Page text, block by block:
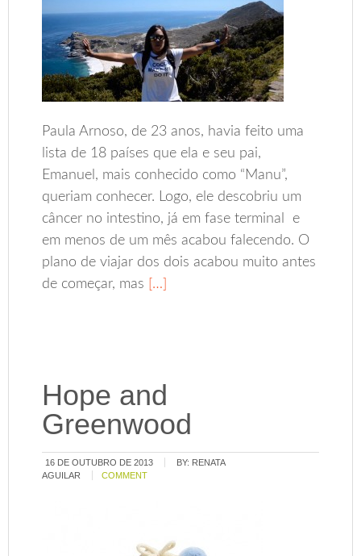
Paula Arnoso, de 23 anos, havia feito uma
lista de 18 países que ela e seu pai,
Emanuel, mais conhecido como “Manu”,
queriam conhecer. Logo, ele descobriu um
câncer no intestino, já em fase terminal e
em menos de um mês acabou falecendo. O
plano de viajar dos dois acabou muito antes
de começar, mas […]
Hope and
Greenwood
16 DE OUTUBRO DE 2013 BY: RENATA
AGUILAR
COMMENT